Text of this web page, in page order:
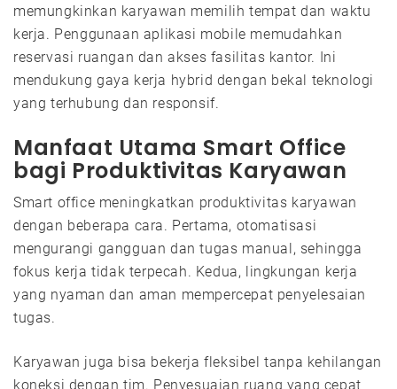
memungkinkan karyawan memilih tempat dan waktu
kerja. Penggunaan aplikasi mobile memudahkan
reservasi ruangan dan akses fasilitas kantor. Ini
mendukung gaya kerja hybrid dengan bekal teknologi
yang terhubung dan responsif.
Manfaat Utama Smart Office
bagi Produktivitas Karyawan
Smart office meningkatkan produktivitas karyawan
dengan beberapa cara. Pertama, otomatisasi
mengurangi gangguan dan tugas manual, sehingga
fokus kerja tidak terpecah. Kedua, lingkungan kerja
yang nyaman dan aman mempercepat penyelesaian
tugas.
Karyawan juga bisa bekerja fleksibel tanpa kehilangan
koneksi dengan tim. Penyesuaian ruang yang cepat